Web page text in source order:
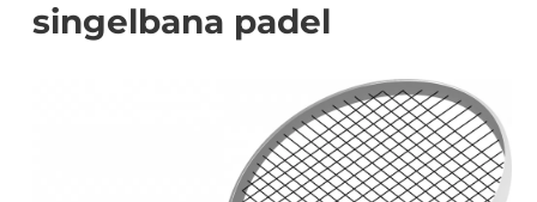
singelbana padel